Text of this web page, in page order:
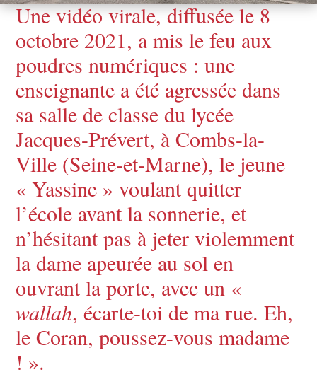
Une vidéo virale, diffusée le 8
octobre 2021, a mis le feu aux
poudres numériques : une
enseignante a été agressée dans
sa salle de classe du lycée
Jacques-Prévert, à Combs-la-
Ville (Seine-et-Marne), le jeune
« Yassine » voulant quitter
l’école avant la sonnerie, et
n’hésitant pas à jeter violemment
la dame apeurée au sol en
ouvrant la porte, avec un «
wallah, écarte-toi de ma rue. Eh,
le Coran, poussez-vous madame
! ».